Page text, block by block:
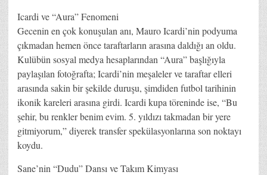
Icardi ve “Aura” Fenomeni
Gecenin en çok konuşulan anı, Mauro Icardi’nin podyuma
çıkmadan hemen önce taraftarların arasına daldığı an oldu.
Kulübün sosyal medya hesaplarından “Aura” başlığıyla
paylaşılan fotoğrafta; Icardi’nin meşaleler ve taraftar elleri
arasında sakin bir şekilde duruşu, şimdiden futbol tarihinin
ikonik kareleri arasına girdi. Icardi kupa töreninde ise, “Bu
şehir, bu renkler benim evim. 5. yıldızı takmadan bir yere
gitmiyorum,” diyerek transfer spekülasyonlarına son noktayı
koydu.
Sane’nin “Dudu” Dansı ve Takım Kimyası